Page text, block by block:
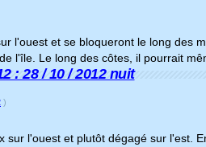
l'ouest et se bloqueront le long des
l'île. Le long des côtes, il pourrait
: 28 / 10 / 2012 nuit
)
sur l'ouest et plutôt dégagé sur l'est.